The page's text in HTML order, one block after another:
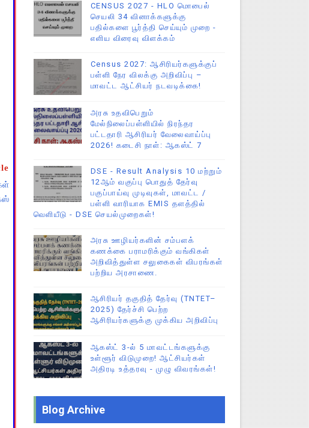
CENSUS 2027 - HLO மொபைல்
செயலி 34 வினாக்களுக்கு
பதில்களை பூர்த்தி செய்யும் முறை -
எளிய விரைவு விளக்கம்
Census 2027: ஆசிரியர்களுக்குப்
பள்ளி நேர விலக்கு அறிவிப்பு –
மாவட்ட ஆட்சியர் நடவடிக்கை!
அரசு உதவிபெறும்
மேல்நிலைப்பள்ளியில் நிரந்தர
பட்டதாரி ஆசிரியர் வேலைவாய்ப்பு
2026! கடைசி நாள்: ஆகஸ்ட் 7
DSE - Result Analysis 10 மற்றும்
12ஆம் வகுப்பு பொதுத் தேர்வு
பகுப்பாய்வு முடிவுகள், மாவட்ட /
பள்ளி வாரியாக EMIS தளத்தில்
வெளியீடு - DSE செயல்முறைகள்!
அரசு ஊழியர்களின் சம்பளக்
கணக்கை பராமரிக்கும் வங்கிகள்
அறிவித்துள்ள சலுகைகள் விபரங்கள்
பற்றிய அரசாணை.
ஆசிரியர் தகுதித் தேர்வு (TNTET–
2025) தேர்ச்சி பெற்ற
ஆசிரியர்களுக்கு முக்கிய அறிவிப்பு
ஆகஸ்ட் 3-ல் 5 மாவட்டங்களுக்கு
உள்ளூர் விடுமுறை! ஆட்சியர்கள்
அதிரடி உத்தரவு - முழு விவரங்கள்!
Blog Archive